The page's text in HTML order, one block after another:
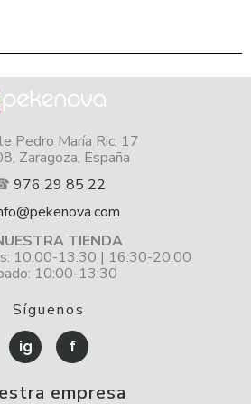
Pedro María Ric, 17
Zaragoza, España
976 29 85 22
TIENDA
10:00-13:30 | 16:30-20:00
10:00-13:30
Síguenos
ig f
empresa